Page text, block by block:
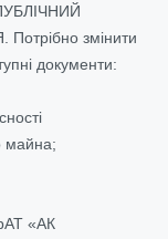
змінити
документи:
майна;
«АК